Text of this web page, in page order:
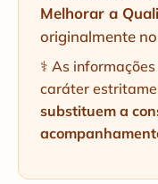
Melhorar a
originalmente
⚕️ As
caráter
substituem a